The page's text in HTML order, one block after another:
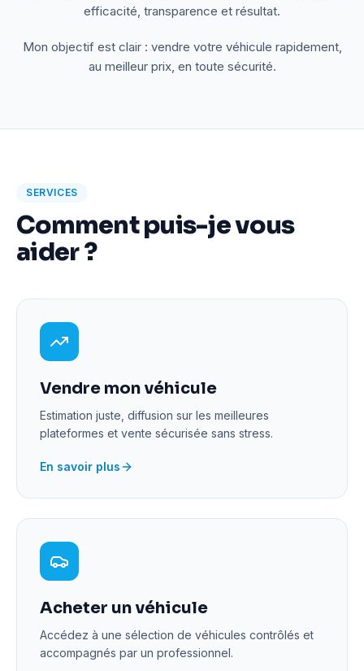
efficacité, transparence et résultat.
Mon objectif est clair : vendre votre véhicule rapidement,
au meilleur prix, en toute sécurité.
SERVICES
Comment puis-je vous
aider ?
Vendre mon véhicule
Estimation juste, diffusion sur les meilleures
plateformes et vente sécurisée sans stress.
En savoir plus
Acheter un véhicule
Accédez à une sélection de véhicules contrôlés et
accompagnés par un professionnel.